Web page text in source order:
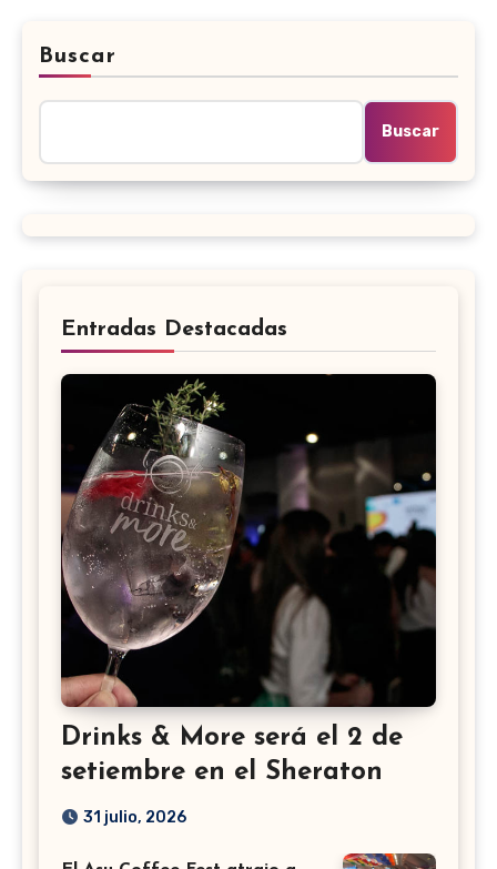
Buscar
Buscar
Entradas Destacadas
Drinks & More será el 2 de
setiembre en el Sheraton
31 julio, 2026